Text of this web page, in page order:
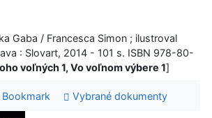
Gaba / Francesca Simon ; ilustroval
: Slovart, 2014 - 101 s. ISBN 978-80-
voľných 1, Vo voľnom výbere 1]
Bookmark Vybrané dokumenty